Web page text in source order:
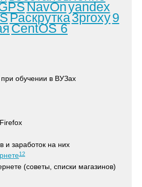
NavOnyandex
Раскрутка3proxy9
CentOS 6
обучении в ВУЗах
и заработок на них
12
(советы, списки магазинов)